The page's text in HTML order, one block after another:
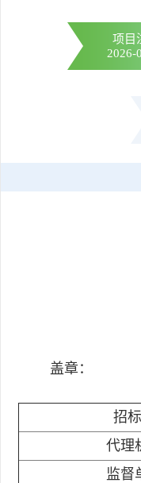
项目
2026-
盖章：
招
代理
监督